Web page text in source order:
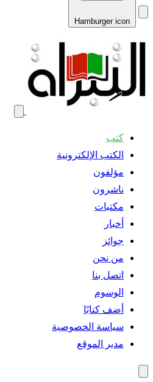
Hamburger icon
كتب
الكتب الإلكترونية
مؤلفون
ناشرون
مكتبات
أخبار
جوائز
من نحن
اتصل بنا
الوسوم
أضف كتابًا
سياسة الخصوصية
مدير الموقع